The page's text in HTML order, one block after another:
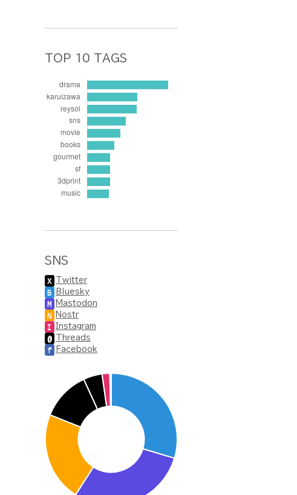
TOP 10 TAGS
SNS
X Twitter
B Bluesky
M Mastodon
N Nostr
I Instagram
@ Threads
f Facebook